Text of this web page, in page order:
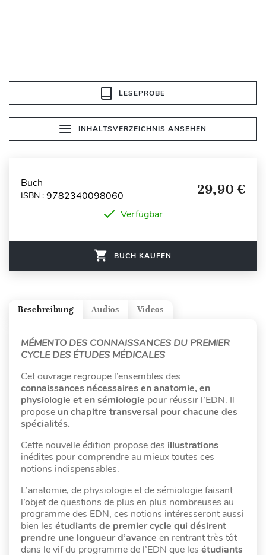
LESEPROBE
INHALTSVERZEICHNIS ANSEHEN
Buch
ISBN : 9782340098060 29,90 €
Verfügbar
BUCH KAUFEN
Videos
Audios
Beschreibung
MÉMENTO DES CONNAISSANCES DU PREMIER
CYCLE DES ÉTUDES MÉDICALES
Cet ouvrage regroupe l’ensembles des
connaissances nécessaires en anatomie, en
physiologie et en sémiologie pour réussir l’EDN. Il
propose un chapitre transversal pour chacune des
spécialités.
Cette nouvelle édition propose des illustrations
inédites pour comprendre au mieux toutes ces
notions indispensables.
L’anatomie, de physiologie et de sémiologie faisant
l’objet de questions de plus en plus nombreuses au
programme des EDN, ces notions intéresseront aussi
bien les étudiants de premier cycle qui désirent
prendre une longueur d’avance en rentrant très tôt
dans le vif du programme de l’EDN que les étudiants